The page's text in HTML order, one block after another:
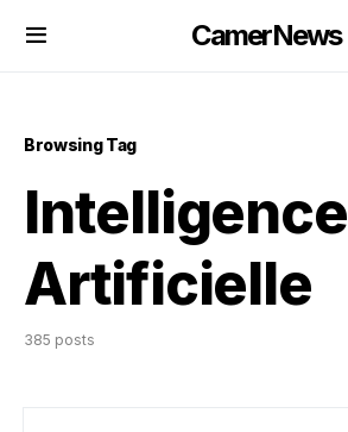
CamerNews
Browsing Tag
Intelligence
Artificielle
385 posts